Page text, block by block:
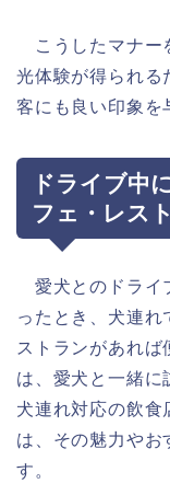
こうしたマナー
光体験が得られる
客にも良い印象を
ドライブ中
フェ・レス
愛犬とのドライ
ったとき、犬連れ
ストランがあれば
は、愛犬と一緒に
犬連れ対応の飲食
は、その魅力やお
す。